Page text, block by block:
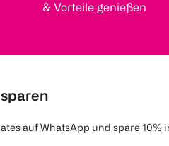
& Vorteile genießen
auf WhatsApp und spare 10%